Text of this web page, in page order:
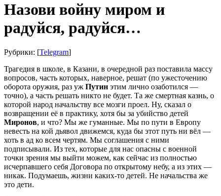
Назови войну миром и
радуйся, радуйся…
Рубрики: [Telegram]
Трагедия в школе, в Казани, в очередной раз поставила массу
вопросов, часть которых, наверное, решат (по ужесточению
оборота оружия, раз уж Путин этим лично озаботился —
точно), а часть решать никто не будет. Та же смертная казнь, о
которой народ начальству все мозги проел. Ну, сказал о
возвращении её в практику, хотя бы за убийство детей
Миронов, и что? Мы же гуманные. Мы по пути в Европу
невесть на кой дьявол движемся, куда бы этот путь ни вёл —
хоть в ад ко всем чертям. Мы соглашения с ними
подписывали. Из тех, которые для нас опасны с военной
точки зрения мы выйти можем, как сейчас из полностью
исчерпавшего себя Договора по открытому небу, а из этих —
никак. Подумаешь, жизни каких-то детей. Не начальства же
это дети.